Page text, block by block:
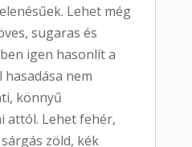
Lehet még
sugaras és
igen hasonlít a
hasadása nem
könnyű
attól. Lehet fehér,
zöld, kék